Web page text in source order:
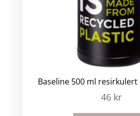
Baseline 500 ml
46 kr